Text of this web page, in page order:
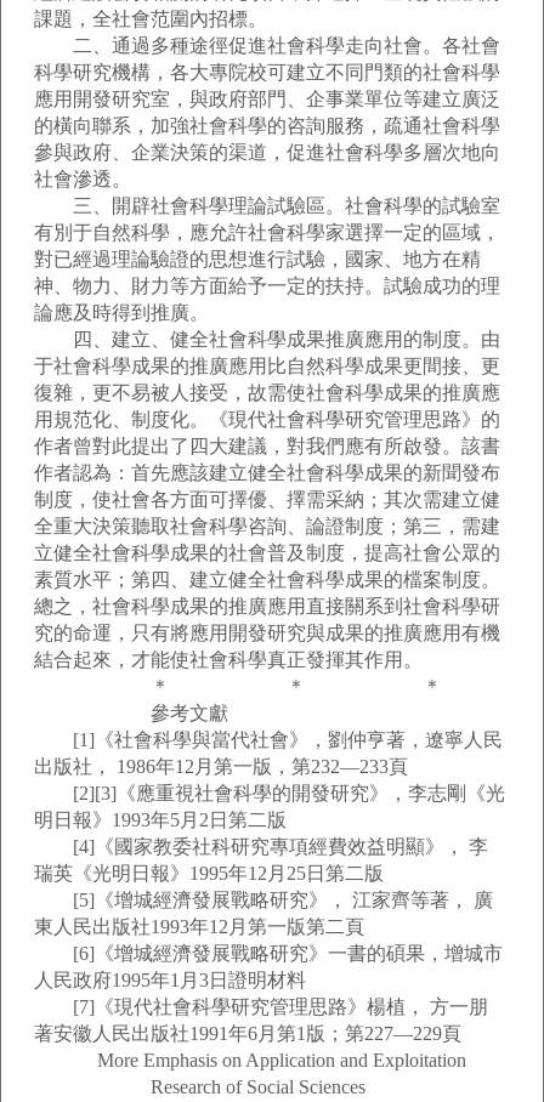
課題，全社會范圍內招標。
二、通過多種途徑促進社會科學走向社會。各社會
科學研究機構，各大專院校可建立不同門類的社會科學
應用開發研究室，與政府部門、企事業單位等建立廣泛
的橫向聯系，加強社會科學的咨詢服務，疏通社會科學
參與政府、企業決策的渠道，促進社會科學多層次地向
社會滲透。
三、開辟社會科學理論試驗區。社會科學的試驗室
有別于自然科學，應允許社會科學家選擇一定的區域，
對已經過理論驗證的思想進行試驗，國家、地方在精
神、物力、財力等方面給予一定的扶持。試驗成功的理
論應及時得到推廣。
四、建立、健全社會科學成果推廣應用的制度。由
于社會科學成果的推廣應用比自然科學成果更間接、更
復雜，更不易被人接受，故需使社會科學成果的推廣應
用規范化、制度化。《現代社會科學研究管理思路》的
作者曾對此提出了四大建議，對我們應有所啟發。該書
作者認為：首先應該建立健全社會科學成果的新聞發布
制度，使社會各方面可擇優、擇需采納；其次需建立健
全重大決策聽取社會科學咨詢、論證制度；第三，需建
立健全社會科學成果的社會普及制度，提高社會公眾的
素質水平；第四、建立健全社會科學成果的檔案制度。
總之，社會科學成果的推廣應用直接關系到社會科學研
究的命運，只有將應用開發研究與成果的推廣應用有機
結合起來，才能使社會科學真正發揮其作用。
＊ ＊ ＊
參考文獻
[1]《社會科學與當代社會》，劉仲亨著，遼寧人民
出版社， 1986年12月第一版，第232—233頁
[2][3]《應重視社會科學的開發研究》，李志剛《光
明日報》1993年5月2日第二版
[4]《國家教委社科研究專項經費效益明顯》， 李
瑞英《光明日報》1995年12月25日第二版
[5]《增城經濟發展戰略研究》， 江家齊等著， 廣
東人民出版社1993年12月第一版第二頁
[6]《增城經濟發展戰略研究》一書的碩果，增城市
人民政府1995年1月3日證明材料
[7]《現代社會科學研究管理思路》楊植， 方一朋
著安徽人民出版社1991年6月第1版；第227—229頁
More Emphasis on Application and Exploitation
Research of Social Sciences